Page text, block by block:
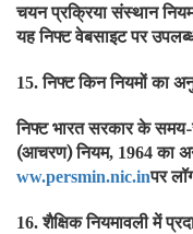
चयन प्रक्रिया संस्थान
यह निफ्ट वेबसाइट पर
15.निफ्ट किन नियमों का
निफ्ट भारत सरकार के
(आचरण) नियम, 1964का
ww.persmin.nic.inपर
16.शैक्षिक नियमावली में